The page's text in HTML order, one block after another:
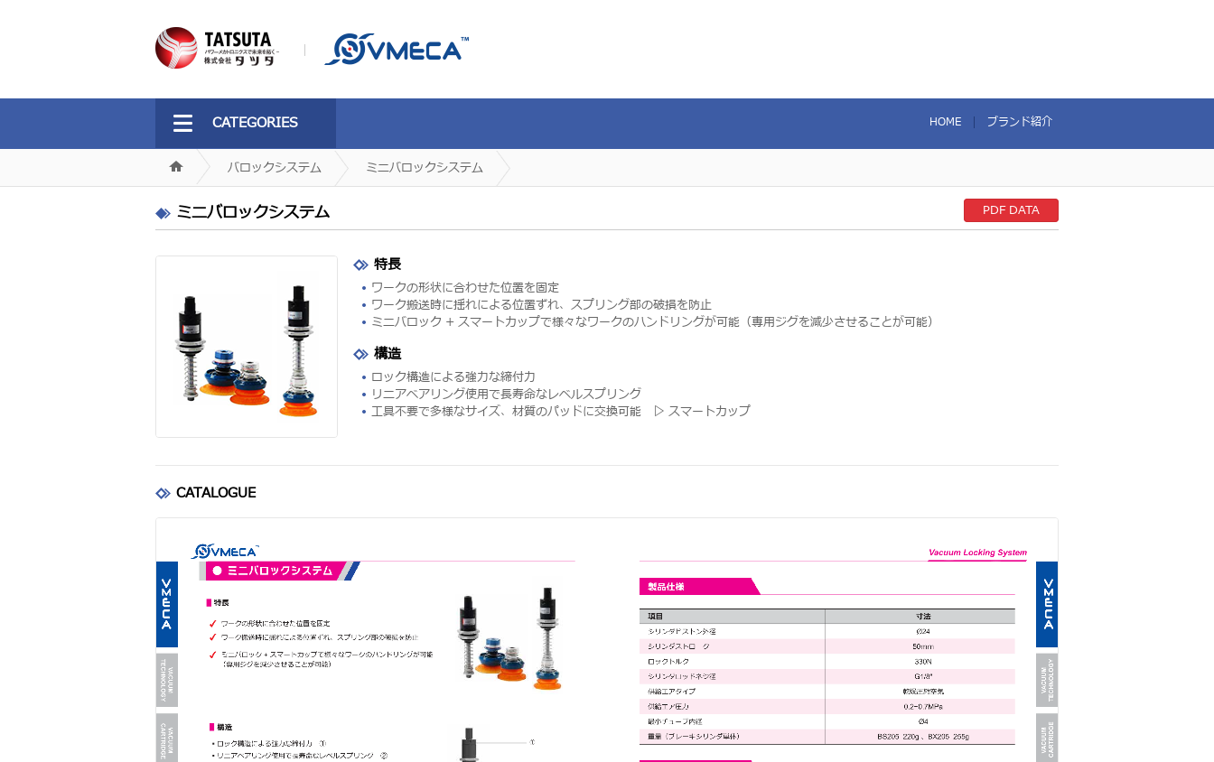
CATEGORIES HOME ブランド紹介
バロックシステム ミニバロックシステム
ミニバロックシステム PDF DATA
特長
ワークの形状に合わせた位置を固定
ワーク搬送時に揺れによる位置ずれ、スプリング部の破損を防止
ミニバロック + スマートカップで様々なワークのハンドリングが可能（専用ジグを減少させることが可能）
構造
ロック構造による強力な締付力
リニアベアリング使用で長寿命なレベルスプリング
工具不要で多様なサイズ、材質のパッドに交換可能 ▷ スマートカップ
CATALOGUE